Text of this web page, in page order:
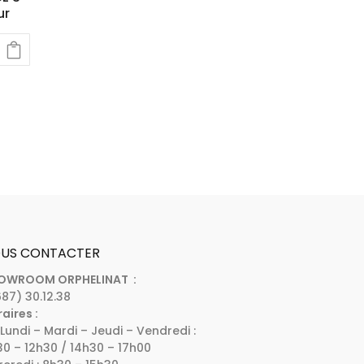
CONTACTER
ORPHELINAT :
30.12.38
:
– Mardi – Jeudi – Vendredi :
– 12h30 / 14h30 – 17h00